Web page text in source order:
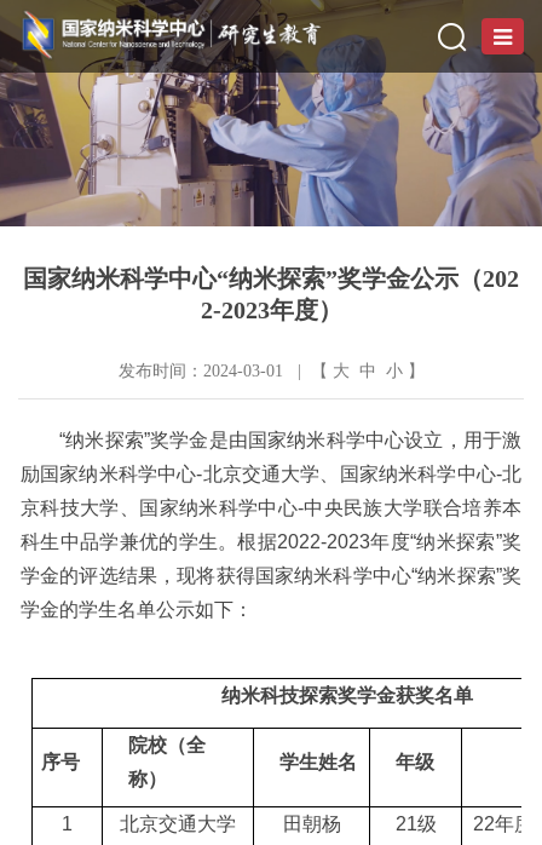
国家纳米科学中心“纳米探索”奖学金公示（202
2-2023年度）
发布时间：2024-03-01 | 【 大 中 小】
“纳米探索”奖学金是由国家纳米科学中心设立，用于激
励国家纳米科学中心-北京交通大学、国家纳米科学中心-北
京科技大学、国家纳米科学中心-中央民族大学联合培养本
科生中品学兼优的学生。根据2022-2023年度“纳米探索”奖
学金的评选结果，现将获得国家纳米科学中心“纳米探索”奖
学金的学生名单公示如下：
纳米科技探索奖学金获奖名单
序号
院校（全
称）
学生姓名 年级
1 北京交通大学 田朝杨 21级 22年度